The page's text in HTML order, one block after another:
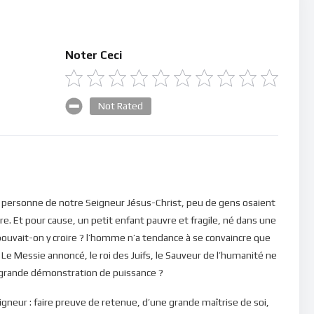
Noter Ceci
Not Rated
de notre Seigneur Jésus-Christ, peu de gens osaient
Et pour cause, un petit enfant pauvre et fragile, né dans une
on y croire ? l’homme n’a tendance à se convaincre que
Messie annoncé, le roi des Juifs, le Sauveur de l’humanité ne
démonstration de puissance ?
: faire preuve de retenue, d’une grande maîtrise de soi,